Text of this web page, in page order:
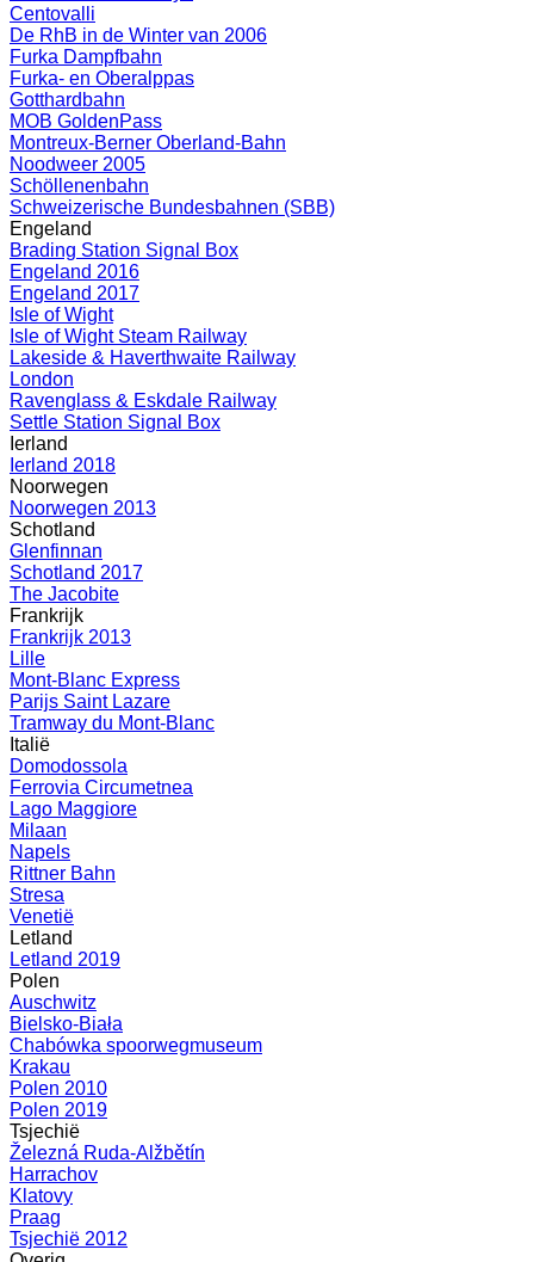
Centovalli
De RhB in de Winter van 2006
Furka Dampfbahn
Furka- en Oberalppas
Gotthardbahn
MOB GoldenPass
Montreux-Berner Oberland-Bahn
Noodweer 2005
Schöllenenbahn
Schweizerische Bundesbahnen (SBB)
Engeland
Brading Station Signal Box
Engeland 2016
Engeland 2017
Isle of Wight
Isle of Wight Steam Railway
Lakeside & Haverthwaite Railway
London
Ravenglass & Eskdale Railway
Settle Station Signal Box
Ierland
Ierland 2018
Noorwegen
Noorwegen 2013
Schotland
Glenfinnan
Schotland 2017
The Jacobite
Frankrijk
Frankrijk 2013
Lille
Mont-Blanc Express
Parijs Saint Lazare
Tramway du Mont-Blanc
Italië
Domodossola
Ferrovia Circumetnea
Lago Maggiore
Milaan
Napels
Rittner Bahn
Stresa
Venetië
Letland
Letland 2019
Polen
Auschwitz
Bielsko-Biała
Chabówka spoorwegmuseum
Krakau
Polen 2010
Polen 2019
Tsjechië
Železná Ruda-Alžbětín
Harrachov
Klatovy
Praag
Tsjechië 2012